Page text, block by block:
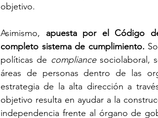
objetivo.
Asimismo, apuesta por el Código
completo sistema de cumplimiento.
políticas de compliance sociolaboral,
áreas de personas dentro de las
estrategia de la alta dirección a
objetivo resulta en ayudar a la
independencia frente al órgano de